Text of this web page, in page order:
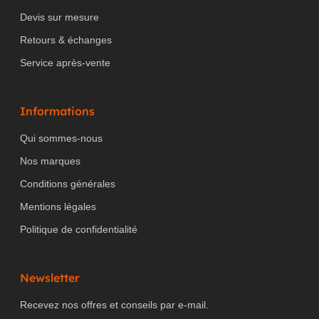
Devis sur mesure
Retours & échanges
Service après-vente
Informations
Qui sommes-nous
Nos marques
Conditions générales
Mentions légales
Politique de confidentialité
Newsletter
Recevez nos offres et conseils par e-mail.